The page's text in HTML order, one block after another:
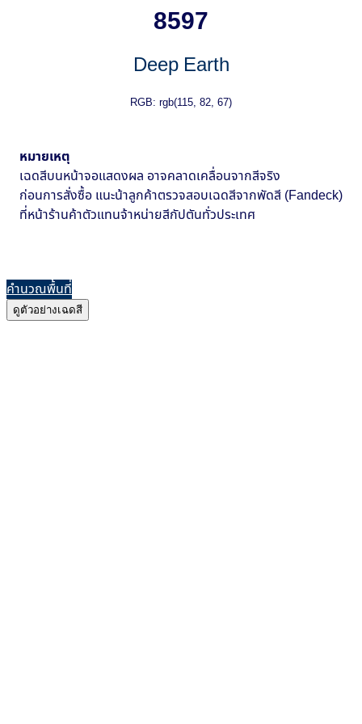
8597
Deep Earth
RGB: rgb(115, 82, 67)
หมายเหตุ
เฉดสีบนหน้าจอแสดงผล อาจคลาดเคลื่อนจากสีจริง
ก่อนการสั่งซื้อ แนะน้าลูกค้าตรวจสอบเฉดสีจากพัดสี (Fandeck)
ที่หน้าร้านค้าตัวแทนจ้าหน่ายสีกัปตันทั่วประเทศ
คำนวณพื้นที่
ดูตัวอย่างเฉดสี